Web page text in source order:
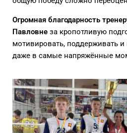
Огромная благодарность
Павловне за кропотливую
мотивировать, поддерживать
даже в самые напряжённые